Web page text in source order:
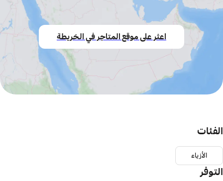
اعثر على موقع المتاجر في الخريطة
الفئات
الأزياء
التوفر